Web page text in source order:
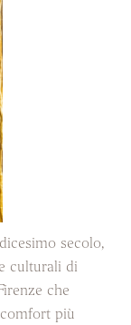
secolo,
culturali di
che
più